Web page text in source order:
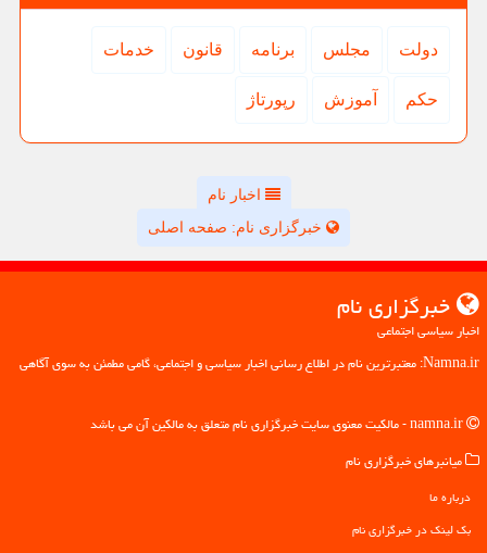
دولت مجلس برنامه قانون خدمات
حكم آموزش رپورتاژ
اخبار نام
خبرگزاری نام: صفحه اصلی
خبرگزاری نام
اخبار سیاسی اجتماعی
Namna.ir: معتبرترین نام در اطلاع رسانی اخبار سیاسی و اجتماعی، گامی مطمئن به سوی آگاهی
میانبرهای خبرگزاری نام
درباره ما
بک لینک در خبرگزاری نام